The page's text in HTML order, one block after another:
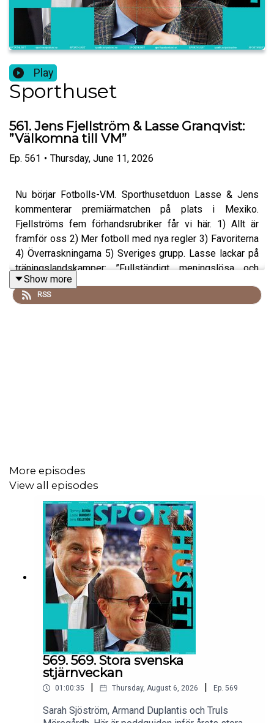
Play
Sporthuset
561. Jens Fjellström & Lasse Granqvist:
”Välkomna till VM”
Ep. 561 • Thursday, June 11, 2026
Nu börjar Fotbolls-VM. Sporthusetduon Lasse & Jens
kommenterar premiärmatchen på plats i Mexiko.
Fjellströms fem förhandsrubriker får vi här. 1) Allt är
framför oss 2) Mer fotboll med nya regler 3) Favoriterna
4) Överraskningarna 5) Sveriges grupp. Lasse lackar på
träningslandskamper: ”Fullständigt meningslösa och
ingen vill ha dem.” Och vilken supportersång kommer
trenda i detta VM?
Show more
RSS
More episodes
View all episodes
569. 569. Stora svenska
stjärnveckan
01:00:35 Thursday, August 6, 2026 Ep. 569
Sarah Sjöström, Armand Duplantis och Truls